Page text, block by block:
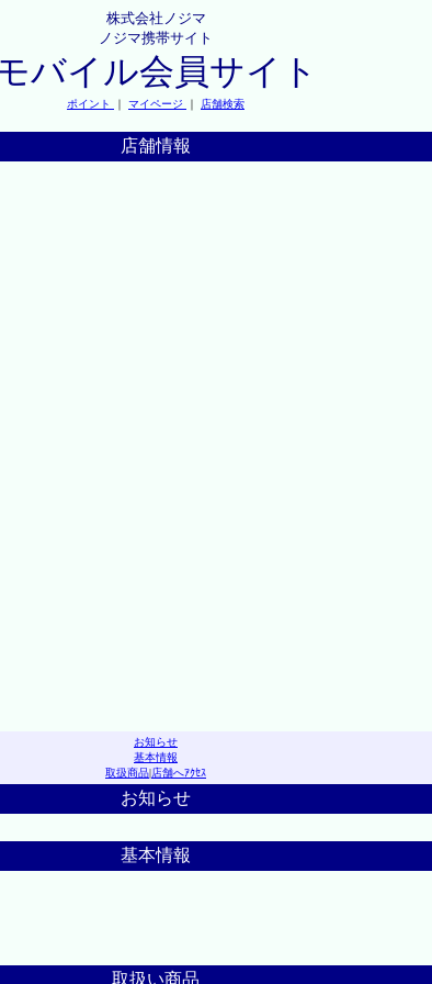
株式会社ノジマ
ノジマ携帯サイト
バイル会員サイト
ポイント ｜ マイページ ｜ 店舗検索
店舗情報
お知らせ
基本情報
取扱商品|店舗へｱｸｾｽ
お知らせ
基本情報
取扱い商品